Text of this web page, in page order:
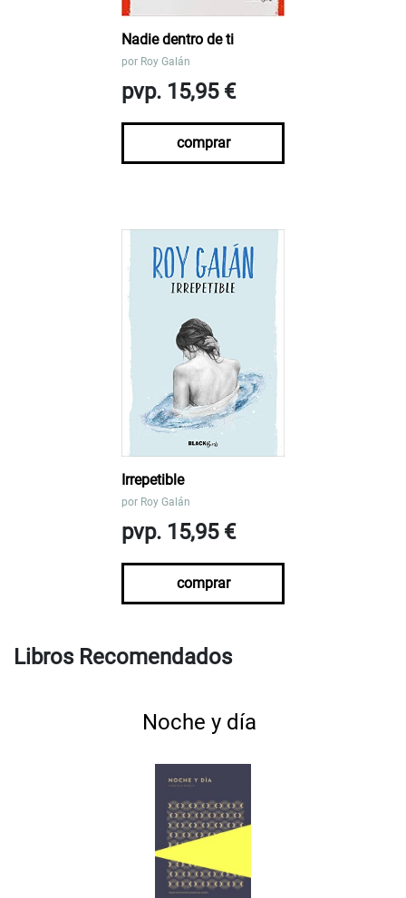
Nadie dentro de ti
por Roy Galán
pvp. 15,95 €
comprar
Irrepetible
por Roy Galán
pvp. 15,95 €
comprar
Libros Recomendados
Noche y día